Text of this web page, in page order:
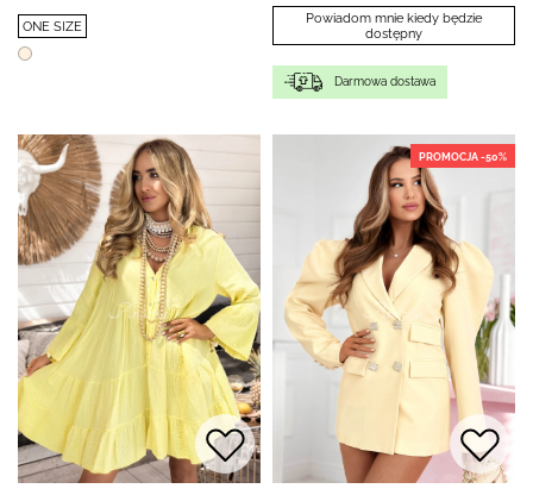
ONE SIZE
Powiadom mnie kiedy będzie
dostępny
Darmowa dostawa
PROMOCJA -50%